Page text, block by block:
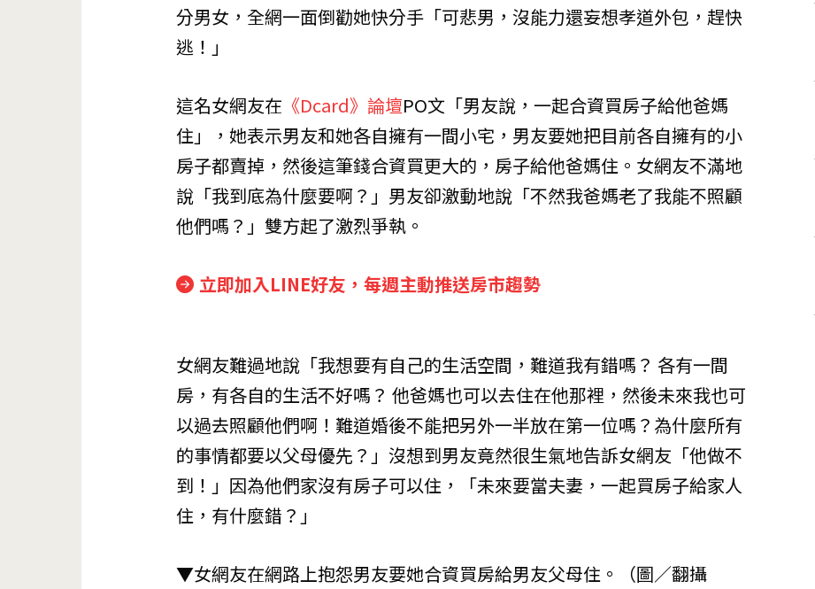
分男女，全網一面倒勸她快分手「可悲男，沒能力還妄想孝道外包，趕快
逃！」
這名女網友在 《Dcard》論壇PO文「男友說，一起合資買房子給他爸媽
住」，她表示男友和她各自擁有一間小宅，男友要她把目前各自擁有的小
房子都賣掉，然後這筆錢合資買更大的，房子給他爸媽住。女網友不滿地
說「我到底為什麼要啊？」男友卻激動地說「不然我爸媽老了我能不照顧
他們嗎？」雙方起了激烈爭執。
立即加入LINE好友，每週主動推送房市趨勢
女網友難過地說「我想要有自己的生活空間，難道我有錯嗎？ 各有一間
房，有各自的生活不好嗎？ 他爸媽也可以去住在他那裡，然後未來我也可
以過去照顧他們啊！難道婚後不能把另外一半放在第一位嗎？為什麼所有
的事情都要以父母優先？」沒想到男友竟然很生氣地告訴女網友「他做不
到！」因為他們家沒有房子可以住，「未來要當夫妻，一起買房子給家人
住，有什麼錯？」
▼女網友在網路上抱怨男友要她合資買房給男友父母住。（圖／翻攝